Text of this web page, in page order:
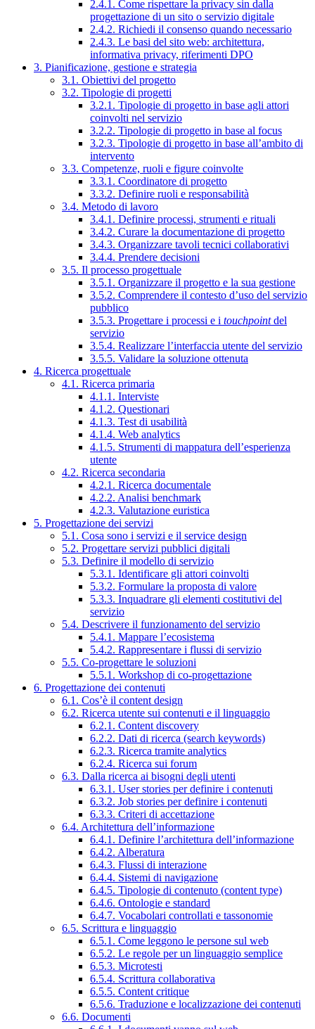
2.4.1. Come rispettare la privacy sin dalla
progettazione di un sito o servizio digitale
2.4.2. Richiedi il consenso quando necessario
2.4.3. Le basi del sito web: architettura,
informativa privacy, riferimenti DPO
3. Pianificazione, gestione e strategia
3.1. Obiettivi del progetto
3.2. Tipologie di progetti
3.2.1. Tipologie di progetto in base agli attori
coinvolti nel servizio
3.2.2. Tipologie di progetto in base al focus
3.2.3. Tipologie di progetto in base all’ambito di
intervento
3.3. Competenze, ruoli e figure coinvolte
3.3.1. Coordinatore di progetto
3.3.2. Definire ruoli e responsabilità
3.4. Metodo di lavoro
3.4.1. Definire processi, strumenti e rituali
3.4.2. Curare la documentazione di progetto
3.4.3. Organizzare tavoli tecnici collaborativi
3.4.4. Prendere decisioni
3.5. Il processo progettuale
3.5.1. Organizzare il progetto e la sua gestione
3.5.2. Comprendere il contesto d’uso del servizio
pubblico
3.5.3. Progettare i processi e i touchpointdel
servizio
3.5.4. Realizzare l’interfaccia utente del servizio
3.5.5. Validare la soluzione ottenuta
4. Ricerca progettuale
4.1. Ricerca primaria
4.1.1. Interviste
4.1.2. Questionari
4.1.3. Test di usabilità
4.1.4. Web analytics
4.1.5. Strumenti di mappatura dell’esperienza
utente
4.2. Ricerca secondaria
4.2.1. Ricerca documentale
4.2.2. Analisi benchmark
4.2.3. Valutazione euristica
5. Progettazione dei servizi
5.1. Cosa sono i servizi e il service design
5.2. Progettare servizi pubblici digitali
5.3. Definire il modello di servizio
5.3.1. Identificare gli attori coinvolti
5.3.2. Formulare la proposta di valore
5.3.3. Inquadrare gli elementi costitutivi del
servizio
5.4. Descrivere il funzionamento del servizio
5.4.1. Mappare l’ecosistema
5.4.2. Rappresentare i flussi di servizio
5.5. Co-progettare le soluzioni
5.5.1. Workshop di co-progettazione
6. Progettazione dei contenuti
6.1. Cos’è il content design
6.2. Ricerca utente sui contenuti e il linguaggio
6.2.1. Content discovery
6.2.2. Dati di ricerca (search keywords)
6.2.3. Ricerca tramite analytics
6.2.4. Ricerca sui forum
6.3. Dalla ricerca ai bisogni degli utenti
6.3.1. User stories per definire i contenuti
6.3.2. Job stories per definire i contenuti
6.3.3. Criteri di accettazione
6.4. Architettura dell’informazione
6.4.1. Definire l’architettura dell’informazione
6.4.2. Alberatura
6.4.3. Flussi di interazione
6.4.4. Sistemi di navigazione
6.4.5. Tipologie di contenuto (content type)
6.4.6. Ontologie e standard
6.4.7. Vocabolari controllati e tassonomie
6.5. Scrittura e linguaggio
6.5.1. Come leggono le persone sul web
6.5.2. Le regole per un linguaggio semplice
6.5.3. Microtesti
6.5.4. Scrittura collaborativa
6.5.5. Content critique
6.5.6. Traduzione e localizzazione dei contenuti
6.6. Documenti